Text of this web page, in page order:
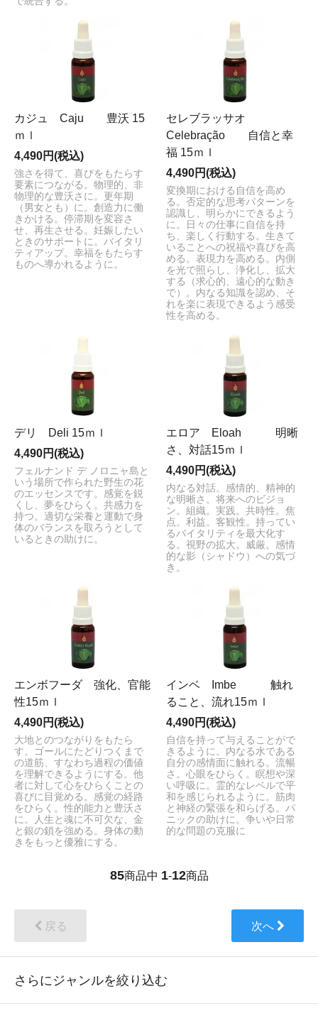
カジュ Caju 豊沃 15
ｍｌ
4,490円(税込)
強さを得て、喜びをもたらす
要素につながる。物理的、非
物理的な豊沃さに。更年期
（男女とも）に。創造力に働
きかける。停滞期を変容さ
せ、再生させる。妊娠したい
ときのサポートに。バイタリ
ティアップ。幸福をもたらす
ものへ導かれるように。
セレブラッサオ
Celebração 自信と幸
福 15ｍｌ
4,490円(税込)
変換期における自信を高め
る。否定的な思考パターンを
認識し、明らかにできるよう
に。日々の仕事に自信を持
ち、楽しく行動する。生きて
いることへの祝福や喜びを高
める。表現力を高める。内側
を光で照らし、浄化し、拡大
する（求心的、遠心的な動き
で）。内なる知識を認め、そ
れを楽に表現できるよう感受
性を高める。
デリ Deli 15ｍｌ
4,490円(税込)
フェルナンド デ ノロニャ島と
いう場所で作られた野生の花
のエッセンスです。感覚を鋭
くし、夢をひらく。共感力を
持つ。適切な栄養と運動で身
体のバランスを取ろうとして
いるときの助けに。
エロア Eloah 明晰
さ、対話15ｍｌ
4,490円(税込)
内なる対話。感情的、精神的
な明晰さ。将来へのビジョ
ン。組織。実践。共時性。焦
点。利益。客観性。持ってい
るバイタリティを最大化す
る。視野の拡大。威厳。感情
的な影（シャドウ）への気づ
き。
エンボフーダ 強化、官能
性15ｍｌ
4,490円(税込)
大地とのつながりをもたら
す。ゴールにたどりつくまで
の道筋、すなわち過程の価値
を理解できるようにする。他
者に対して心をひらくことの
喜びに目覚める。感覚の経路
をひらく。性的能力と豊沃さ
に。人生と魂に不可欠な、金
と銀の鎖を強める。身体の動
きをもっと優雅にする。
インベ Imbe 触れ
ること、流れ15ｍｌ
4,490円(税込)
自信を持って与えることがで
きるように。内なる水である
自分の感情面に触れる。流暢
さ。心眼をひらく。瞑想や深
い呼吸に。霊的なレベルで平
和を感じられるように。筋肉
と神経の緊張を和らげる。パ
ニックの助けに。争いや日常
的な問題の克服に
85商品中 1-12商品
戻る 次へ
さらにジャンルを絞り込む